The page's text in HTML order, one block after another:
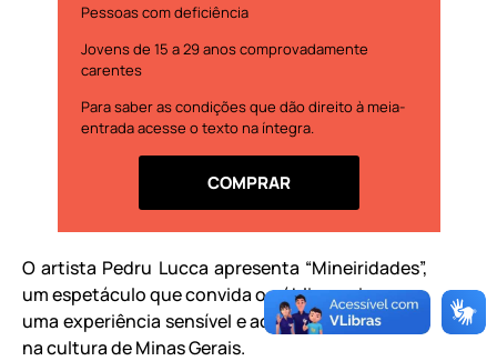
Pessoas com deficiência
Jovens de 15 a 29 anos comprovadamente
carentes
Para saber as condições que dão direito à meia-
entrada acesse o texto na íntegra.
COMPRAR
O artista Pedru Lucca apresenta “Mineiridades”,
um espetáculo que convida o público a viver
uma experiência sensível e acolhedora inspirada
na cultura de Minas Gerais.